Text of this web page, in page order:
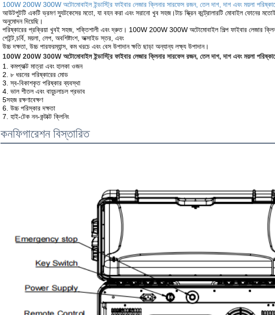
100W 200W 300W অটোমোবাইল ইন্ডাস্ট্রি ফাইবার লেজার ক্লিনার সারফেস রজন, তেল দাগ, দাগ এবং ময়লা
আউটপুটটি একটি ভ্রমণ স্যুটকেসের মতো, যা বহন করা এবং সরানো খুব সহজ।টাচ স্ক্রিন কন্ট্রোলারটি মোবাইল ফোনের
অনুমোদন দিয়েছি।
পরিষ্কারের প্রক্রিয়া খুবই সহজ, শক্তিশালী এবং দ্রুত। 100W 200W 300W অটোমোবাইল শিল্প ফাইবার লেজার
পেইন্ট,চর্বি, ময়লা, লেপ, অবশিষ্টাংশ, অক্সাইড স্তর, এবং
উচ্চ দক্ষতা, উচ্চ পারফরম্যান্স, কম খরচে এবং বেস উপাদান ক্ষতি ছাড়া অন্যান্য লক্ষ্য উপাদান।
100W 200W 300W অটোমোবাইল ইন্ডাস্ট্রি ফাইবার লেজার ক্লিনার সারফেস রজন, তেল দাগ, দাগ এবং ময়লা
1. কমপ্যাক্ট মাত্রা এবং হালকা ওজন
2. ৮ ধরনের পরিষ্কারের মোড
3. স্ব-বিকাশকৃত পরিষ্কার ব্যবস্থা
4. ভাল শীতল এবং বায়ুচলাচল প্রভাব
5সহজ রক্ষণাবেক্ষণ
6. উচ্চ পরিস্কার দক্ষতা
7. হাই-টেক নন-কন্টাক্ট ক্লিনিং
কনফিগারেশন বিস্তারিত